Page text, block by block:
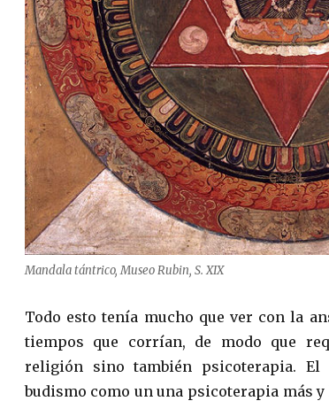
Mandala tántrico, Museo Rubin, S. XIX
Todo esto tenía mucho que ver con la
tiempos que corrían, de modo que
religión sino también psicoterapia. El
budismo como un una psicoterapia más